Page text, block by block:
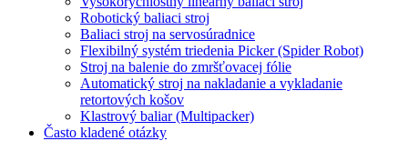
Robotický baliaci stroj
Baliaci stroj na servosúradnice
Flexibilný systém triedenia Picker (Spider Robot)
Stroj na balenie do zmršťovacej fólie
Automatický stroj na nakladanie a vykladanie
retortových košov
Klastrový baliar (Multipacker)
Často kladené otázky